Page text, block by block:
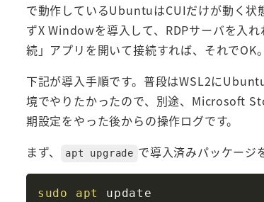
で動作しているUbuntuはCUIだけが動く状
ずX Windowを導入して、RDPサーバを入
続」アプリを開いて接続すれば、それでOK。
下記が導入手順です。普段はWSL2に
境でやりたかったので、別途、Microsoft
期設定をやった後からの操作ログです。
まず、
apt upgrade で導入済みパッケージ
sudo apt